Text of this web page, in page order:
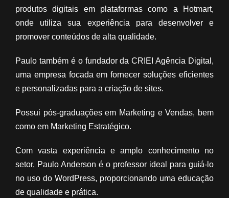
produtos digitais em plataformas como a Hotmart,
onde utiliza sua experiência para desenvolver e
promover conteúdos de alta qualidade.
Paulo também é o fundador da CRIEI Agência Digital,
uma empresa focada em fornecer soluções eficientes
e personalizadas para a criação de sites.
Possui pós-graduações em Marketing e Vendas, bem
como em Marketing Estratégico.
Com vasta experiência e amplo conhecimento no
setor, Paulo Anderson é o professor ideal para guiá-lo
no uso do WordPress, proporcionando uma educação
de qualidade e prática.